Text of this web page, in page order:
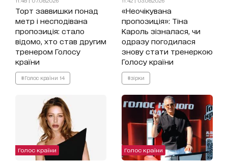
Торт заввишки понад
метр і несподівана
пропозиція: стало
відомо, хто став другим
тренером Голосу
країни
#Голос країни 14
«Неочікувана
пропозиція»: Тіна
Кароль зізналася, чи
одразу погодилася
знову стати тренеркою
Голосу країни
#зірки
Голос країни Голос країни